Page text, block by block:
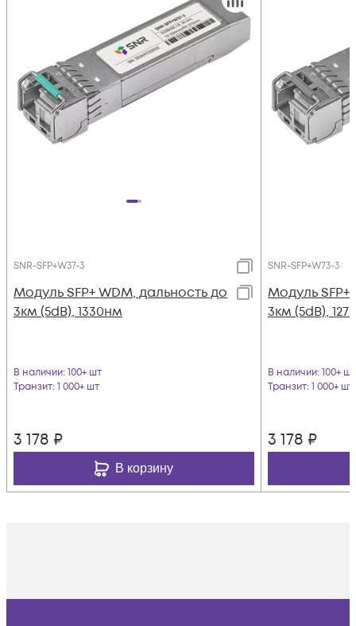
SNR-SFP+W37-3
Модуль SFP+ WDM, дальность до
3км (5dB), 1330нм
В наличии: 100+ шт
Транзит: 1 000+ шт
3 178 ₽
В корзину
SNR-SFP+W73-3
Модуль SFP+
3км (5dB),
В наличии: 100+ шт
Транзит: 1 000+ шт
3 178 ₽